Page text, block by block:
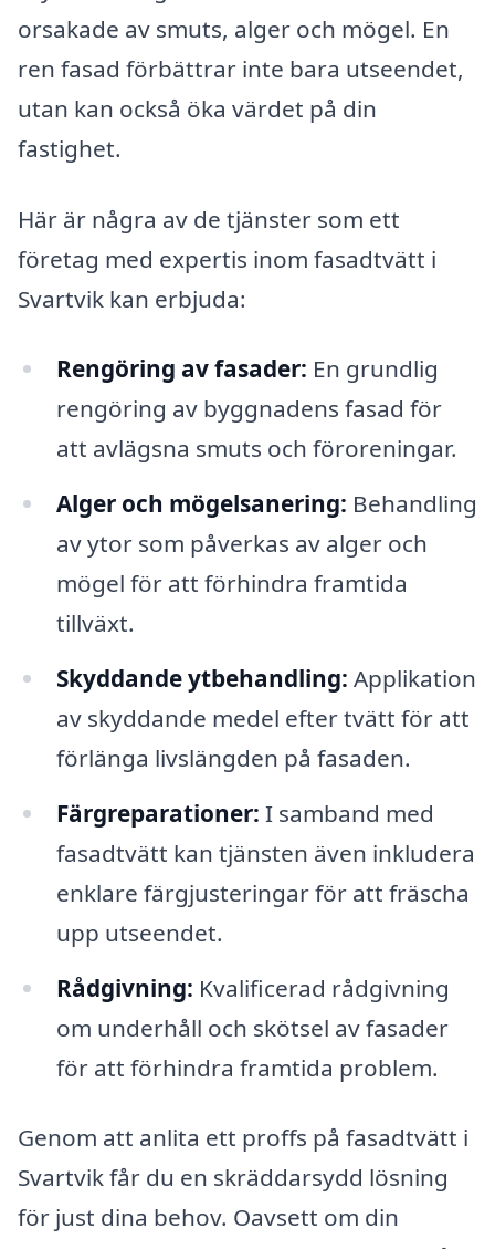
orsakade av smuts, alger och mögel. En
ren fasad förbättrar inte bara utseendet,
utan kan också öka värdet på din
fastighet.
Här är några av de tjänster som ett
företag med expertis inom fasadtvätt i
Svartvik kan erbjuda:
Rengöring av fasader: En grundlig
rengöring av byggnadens fasad för
att avlägsna smuts och föroreningar.
Alger och mögelsanering: Behandling
av ytor som påverkas av alger och
mögel för att förhindra framtida
tillväxt.
Skyddande ytbehandling: Applikation
av skyddande medel efter tvätt för att
förlänga livslängden på fasaden.
Färgreparationer: I samband med
fasadtvätt kan tjänsten även inkludera
enklare färgjusteringar för att fräscha
upp utseendet.
Rådgivning: Kvalificerad rådgivning
om underhåll och skötsel av fasader
för att förhindra framtida problem.
Genom att anlita ett proffs på fasadtvätt i
Svartvik får du en skräddarsydd lösning
för just dina behov. Oavsett om din